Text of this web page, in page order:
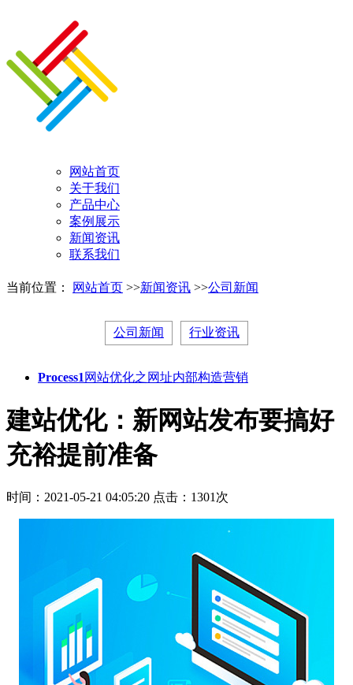
网站首页
关于我们
产品中心
案例展示
新闻资讯
联系我们
当前位置： 网站首页 >>新闻资讯 >>公司新闻
公司新闻 行业资讯
Process1 网站优化之网址内部构造营销
建站优化：新网站发布要搞好
充裕提前准备
时间：2021-05-21 04:05:20 点击：1301次